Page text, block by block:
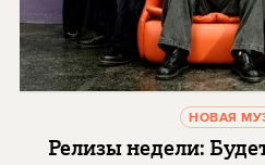
НОВАЯ
Релизы недели: